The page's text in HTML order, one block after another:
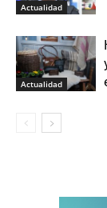
Actualidad
Actualidad